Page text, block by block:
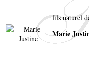
fils naturel
Marie